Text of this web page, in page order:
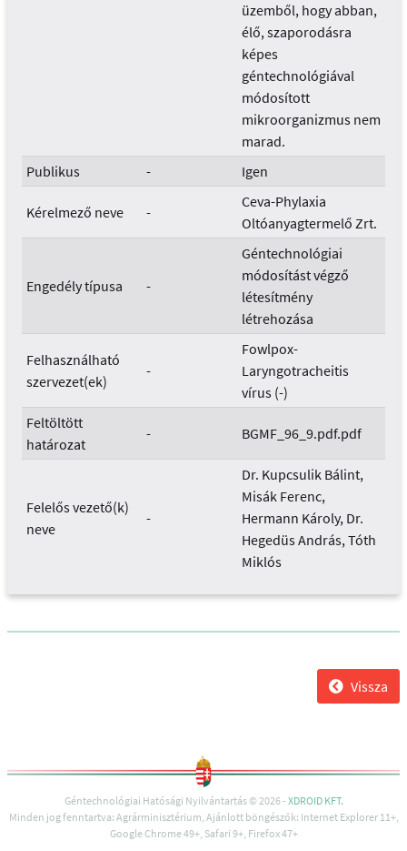
üzemből, hogy abban,
élő, szaporodásra
képes
géntechnológiával
módosított
mikroorganizmus nem
marad.
Publikus
- Igen
Kérelmező neve -
Ceva-Phylaxia
Oltóanyagtermelő Zrt.
Engedély típusa -
Géntechnológiai
módosítást végző
létesítmény
létrehozása
Felhasználható
szervezet(ek)
-
Fowlpox-
Laryngotracheitis
vírus (-)
Feltöltött
határozat
- BGMF_96_9.pdf.pdf
Felelős vezető(k)
neve
-
Dr. Kupcsulik Bálint,
Misák Ferenc,
Hermann Károly, Dr.
Hegedüs András, Tóth
Miklós
Vissza
Géntechnológiai Hatósági Nyilvántartás © 2026 - XDROID KFT.
Minden jog fenntartva: Agrárminisztérium, Ajánlott böngészők: Internet Explorer 11+,
Google Chrome 49+, Safari 9+, Firefox 47+